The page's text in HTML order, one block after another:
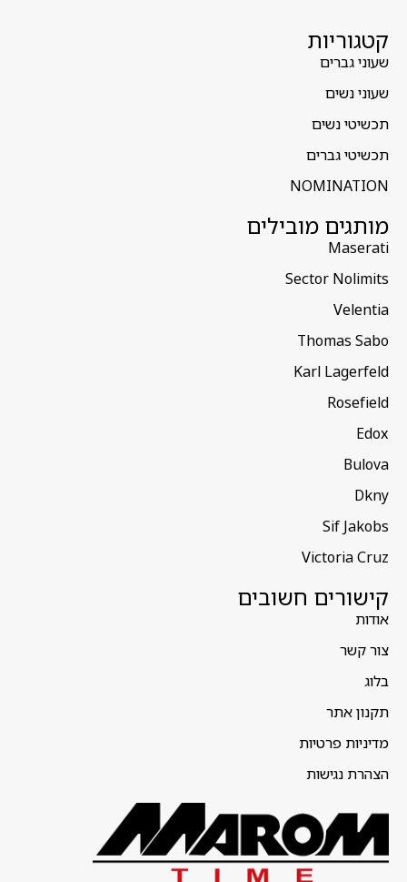
קטגוריות
שעוני גברים
שעוני נשים
תכשיטי נשים
תכשיטי גברים
NOMINATION
מותגים מובילים
Maserati
Sector Nolimits
Velentia
Thomas Sabo
Karl Lagerfeld
Rosefield
Edox
Bulova
Dkny
Sif Jakobs
Victoria Cruz
קישורים חשובים
אודות
צור קשר
בלוג
תקנון אתר
מדיניות פרטיות
הצהרת נגישות